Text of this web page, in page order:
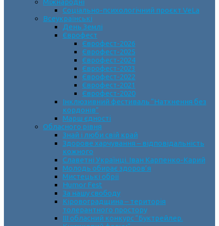
Міжнародні
Соціально-психологічний проєкт VeLa
Всеукраїнські
День Землі
Єврофест
Єврофест-2026
Єврофест-2025
Єврофест-2024
Єврофест-2023
Єврофест-2022
Єврофест-2021
Єврофест-2020
Інклюзивний фестиваль “Натхнення без
кордонів”
Марш єдності
Обласного рівня
Знай і люби свій край
Здорове харчування – відповідальність
кожного
Славетні Українці. Іван Карпенко-Карий
Молодь обирає здоров’я
Мистецькі обрії
Humor Fest
За нашу свободу
Кіровоградщина – територія
толерантного простору
ІII обласний конкурс “Буктрейлер.